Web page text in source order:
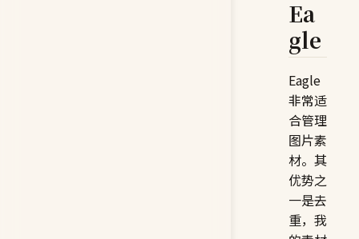
Ea
gle
Eagle
非常适
合管理
图片素
材。其
优势之
一是去
重，我